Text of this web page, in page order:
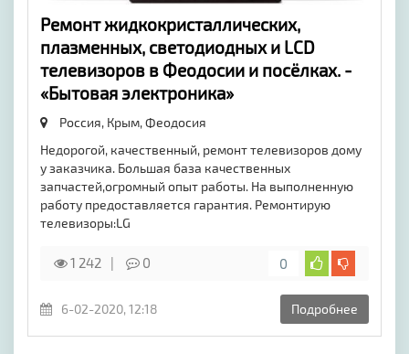
Ремонт жидкокристаллических,
плазменных, светодиодных и LCD
телевизоров в Феодосии и посёлках. -
«Бытовая электроника»
Россия, Крым,Феодосия
Недорогой, качественный, ремонт телевизоров дому
у заказчика. Большая база качественных
запчастей,огромный опыт работы. На выполненную
работу предоставляется гарантия. Ремонтирую
телевизоры:LG
1 242 0 0
6-02-2020, 12:18 Подробнее